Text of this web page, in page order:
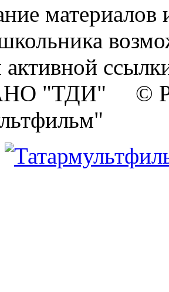
материалов
активной
"ТДИ" ©